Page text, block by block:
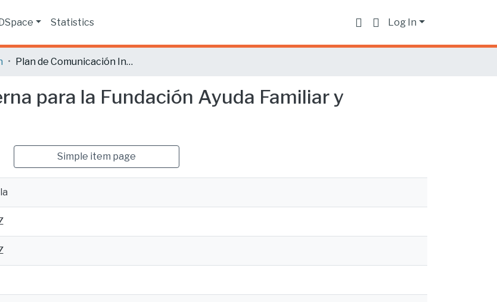
Statistics Log In
Plan de Comunicación Interna para la Fundación Ayuda Familiar y Comunitaria (AFAC).
para la Fundación Ayuda Familiar y
Simple item page